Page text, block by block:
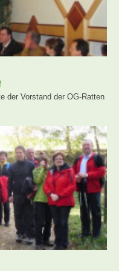
der Vorstand der OG-Ratten